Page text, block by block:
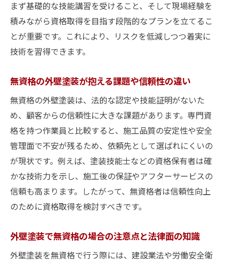
まず基礎的な技能講習を受けること、そして現場経験を
積みながら資格取得を目指す段階的なプランを立てるこ
とが重要です。これにより、リスクを低減しつつ着実に
技術を習得できます。
無資格の外壁塗装が抱える課題や信頼性の違い
無資格の外壁塗装は、法的な認定や技能証明がないた
め、顧客からの信頼性に大きな課題があります。専門資
格を持つ作業員と比較すると、施工品質の安定性や安全
管理面で不安が残るため、依頼先として選ばれにくいの
が現状です。例えば、塗装技能士などの資格保有者は確
かな技術力を示し、施工後の保証やアフターサービスの
信頼も高まります。したがって、無資格者は信頼性向上
のために資格取得を検討すべきです。
外壁塗装で無資格の場合の注意点と法律面の知識
外壁塗装を無資格で行う際には、建設業法や労働安全衛